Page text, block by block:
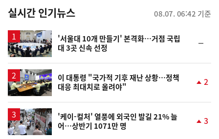
뉴
스
실시간 인기뉴스 08.07. 06:42 기준
'서울대 10개 만들기' 본격화…거점 국립
대 3곳 신속 선정
일
이 대통령 "국가적 기후 재난 상황…정책
대응 최대치로 올려야"
상
2
'케이-컬처' 열풍에 외국인 발길 21% 늘
어…상반기 1071만 명
3